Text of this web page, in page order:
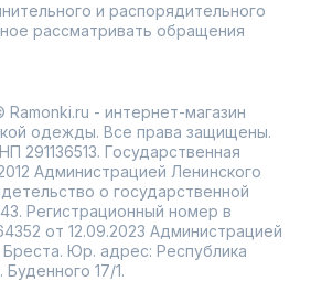
и распорядительного
рассматривать обращения
- интернет-магазин
одежды. Все права защищены.
291136513. Государственная
Администрацией Ленинского
о государственной
Регистрационный номер в
от 12.09.2023 Администрацией
Бреста. Юр. адрес: Республика
17/1.